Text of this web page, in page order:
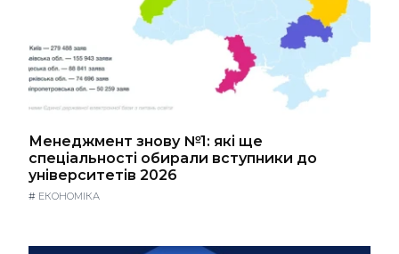
Менеджмент знову №1: які ще
спеціальності обирали вступники до
університетів 2026
# ЕКОНОМІКА